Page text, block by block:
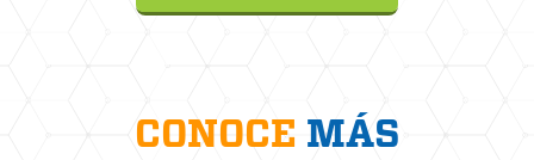
CONOCE MÁS